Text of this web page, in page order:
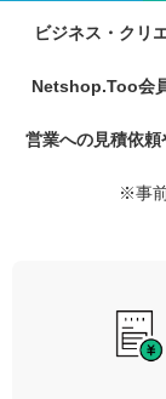
ビジネス・クリ
Netshop.Too会
営業への見積依
※事